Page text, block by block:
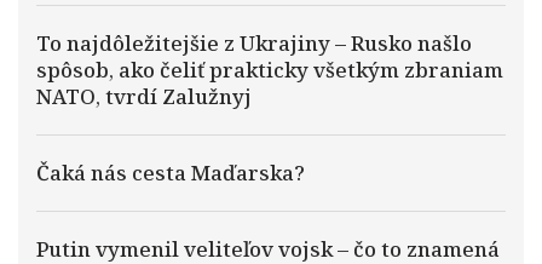
To najdôležitejšie z Ukrajiny – Rusko našlo
spôsob, ako čeliť prakticky všetkým zbraniam
NATO, tvrdí Zalužnyj
Čaká nás cesta Maďarska?
Putin vymenil veliteľov vojsk – čo to znamená